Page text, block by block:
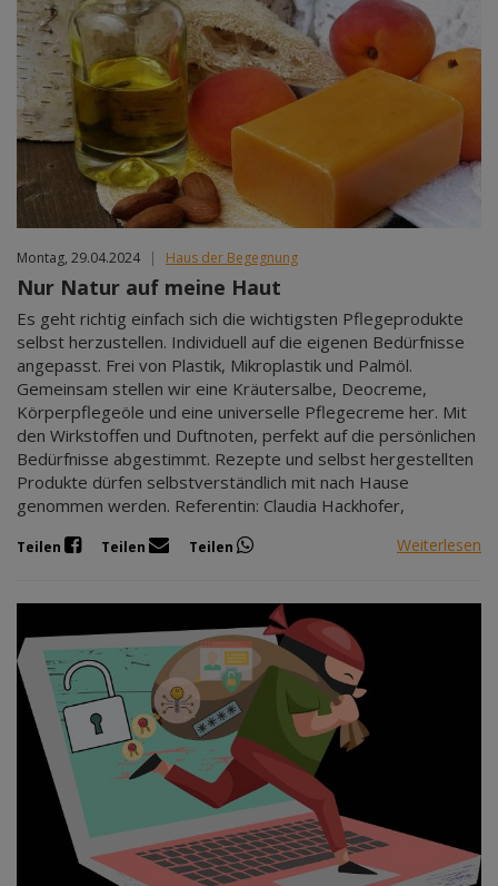
Montag, 29.04.2024 | Haus der Begegnung
Nur Natur auf meine Haut
Es geht richtig einfach sich die wichtigsten Pflegeprodukte
selbst herzustellen. Individuell auf die eigenen Bedürfnisse
angepasst. Frei von Plastik, Mikroplastik und Palmöl.
Gemeinsam stellen wir eine Kräutersalbe, Deocreme,
Körperpflegeöle und eine universelle Pflegecreme her. Mit
den Wirkstoffen und Duftnoten, perfekt auf die persönlichen
Bedürfnisse abgestimmt. Rezepte und selbst hergestellten
Produkte dürfen selbstverständlich mit nach Hause
genommen werden. Referentin: Claudia Hackhofer,
Teilen Teilen Teilen Weiterlesen